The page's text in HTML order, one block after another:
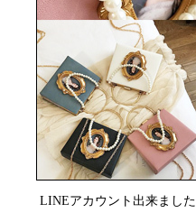
LINEアカウント出来ました